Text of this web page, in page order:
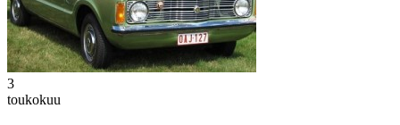
3
toukokuu